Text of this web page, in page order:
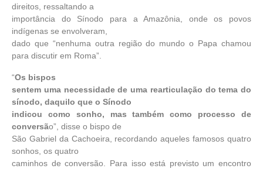
direitos, ressaltando a
importância do Sínodo para a Amazônia, onde os povos
indígenas se envolveram,
dado que “nenhuma outra região do mundo o Papa chamou
para discutir em Roma”.
“Os bispos
sentem uma necessidade de uma rearticulação do tema do
sínodo, daquilo que o Sínodo
indicou como sonho, mas também como processo de
conversão”, disse o bispo de
São Gabriel da Cachoeira, recordando aqueles famosos quatro
sonhos, os quatro
caminhos de conversão. Para isso está previsto um encontro